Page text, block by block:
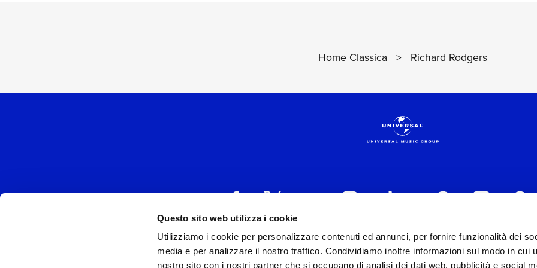
Questo sito web utilizza i cookie
Utilizziamo i cookie per personalizzare contenuti ed annunci, per fornire funzionalità dei
media e per analizzare il nostro traffico. Condividiamo inoltre informazioni sul modo in cui
nostro sito con i nostri partner che si occupano di analisi dei dati web, pubblicità e social
Home Classica > Richard Rodgers
UNIVERSAL MUSIC ITALIA s.r.l. (Società con unico socio) | Via Nervesa,
P.IVA IT03802730154 Iscritta al REA di Milano con il numero 966135 in